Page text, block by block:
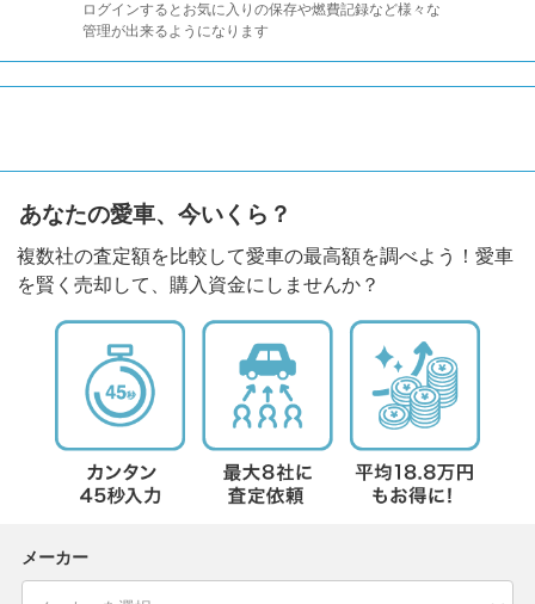
ログインするとお気に入りの保存や燃費記録など様々な
管理が出来るようになります
あなたの愛車、今いくら？
複数社の査定額を比較して愛車の最高額を調べよう！愛車
を賢く売却して、購入資金にしませんか？
メーカー